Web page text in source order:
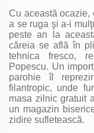
Cu această ocazie,
a se ruga şi a-i
peste an la
căreia se află în
tehnica fresco,
Popescu. Un
parohie îl
filantropic, unde
masa zilnic gratuit
un magazin
zidire sufletească.